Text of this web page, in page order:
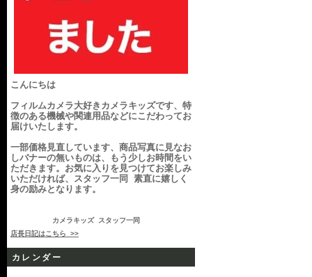
こんにちは
フィルムカメラ大好きカメラキッズです、特
徴のある機械や関連用品などにこだわってお
届けいたします。
一部価格見直しています、商品写真に見なお
しバナーの無いものは、もう少しお時間をい
ただきます。お気に入りを見つけてお楽しみ
いただければ、スタッフ一同 素直に嬉しく
身の励みとなります。
カメラキッズ スタッフ一同
店長日記はこちら >>
カレンダー